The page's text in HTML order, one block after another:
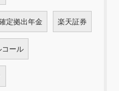
定拠出年金 楽天証券
コール